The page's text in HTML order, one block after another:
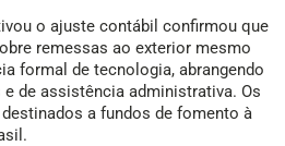
o ajuste contábil confirmou que
remessas ao exterior mesmo
formal de tecnologia, abrangendo
de assistência administrativa. Os
a fundos de fomento à